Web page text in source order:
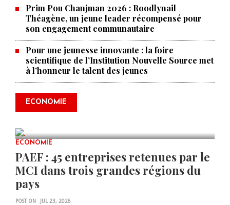
Prim Pou Chanjman 2026 : Roodlynail
Théagène, un jeune leader récompensé pour
son engagement communautaire
Pour une jeunesse innovante : la foire
scientifique de l’Institution Nouvelle Source met
à l’honneur le talent des jeunes
ECONOMIE
0 COMMENTS
Produire le savoir pour
transformer Haïti : BRH lance la
2ᵉ édition de ses Journées
scientifiques
ECONOMIE
PAEF : 45 entreprises retenues par le
MCI dans trois grandes régions du
pays
POST ON JUL 23, 2026